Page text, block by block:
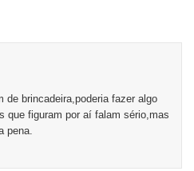
de brincadeira,poderia fazer algo
que figuram por aí falam sério,mas
pena.